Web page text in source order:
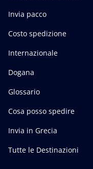
Invia pacco
Costo spedizione
Internazionale
Dogana
Glossario
Cosa posso spedire
Invia in Grecia
Tutte le Destinazioni